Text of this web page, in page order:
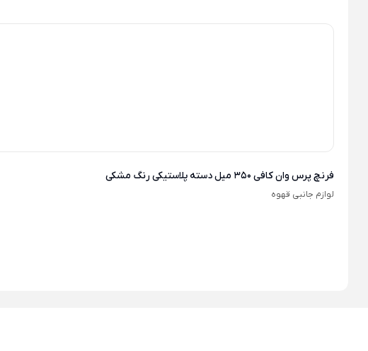
فرنچ پرس وان کافی 350 میل دسته پلاستیکی رنگ مشکی
لوازم جانبی قهوه